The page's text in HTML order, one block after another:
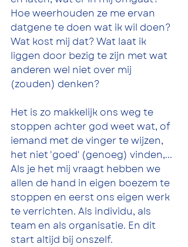
Hoe weerhouden ze me ervan
datgene te doen wat ik wil doen?
Wat kost mij dat? Wat laat ik
liggen door bezig te zijn met wat
anderen wel niet over mij
(zouden) denken?
Het is zo makkelijk ons weg te
stoppen achter god weet wat, of
iemand met de vinger te wijzen,
het niet 'goed' (genoeg) vinden,...
Als je het mij vraagt hebben we
allen de hand in eigen boezem te
stoppen en eerst ons eigen werk
te verrichten. Als individu, als
team en als organisatie. En dit
start altijd bij onszelf.